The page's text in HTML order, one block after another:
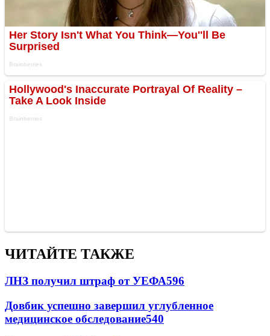
ЧИТАЙТЕ ТАКЖЕ
ЛНЗ получил штраф от УЕФА596
Довбик успешно завершил углубленное
медицинское обследование540